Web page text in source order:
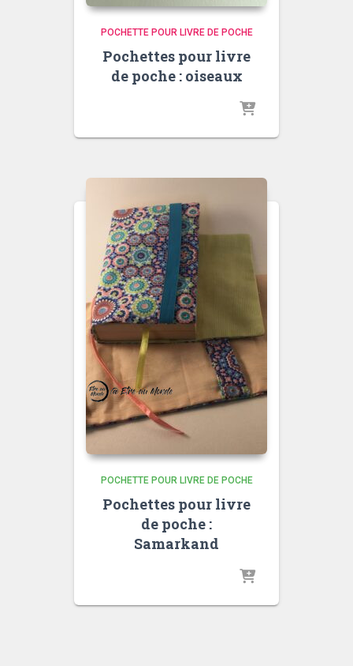
POCHETTE POUR LIVRE DE POCHE
Pochettes pour livre
de poche : oiseaux
POCHETTE POUR LIVRE DE POCHE
Pochettes pour livre
de poche :
Samarkand